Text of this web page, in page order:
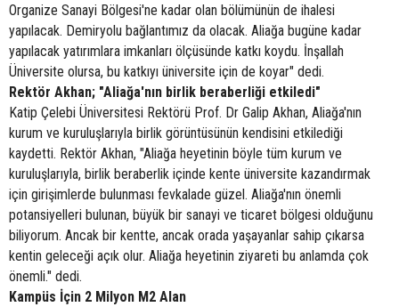
Organize Sanayi Bölgesi'ne kadar olan bölümünün de ihalesi
yapılacak. Demiryolu bağlantımız da olacak. Aliağa bugüne kadar
yapılacak yatırımlara imkanları ölçüsünde katkı koydu. İnşallah
Üniversite olursa, bu katkıyı üniversite için de koyar" dedi.
Rektör Akhan; "Aliağa'nın birlik beraberliği etkiledi"
Katip Çelebi Üniversitesi Rektörü Prof. Dr Galip Akhan, Aliağa'nın
kurum ve kuruluşlarıyla birlik görüntüsünün kendisini etkilediği
kaydetti. Rektör Akhan, "Aliağa heyetinin böyle tüm kurum ve
kuruluşlarıyla, birlik beraberlik içinde kente üniversite kazandırmak
için girişimlerde bulunması fevkalade güzel. Aliağa'nın önemli
potansiyelleri bulunan, büyük bir sanayi ve ticaret bölgesi olduğunu
biliyorum. Ancak bir kentte, ancak orada yaşayanlar sahip çıkarsa
kentin geleceği açık olur. Aliağa heyetinin ziyareti bu anlamda çok
önemli." dedi.
Kampüs İçin 2 Milyon M2 Alan